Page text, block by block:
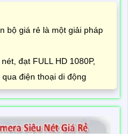
bộ giá rẻ là một giải pháp
đạt FULL HD 1080P,
điện thoại di động